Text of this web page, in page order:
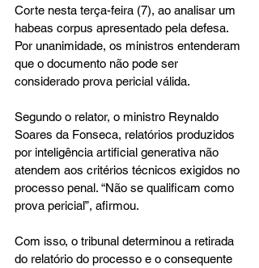
Corte nesta terça-feira (7), ao analisar um
habeas corpus apresentado pela defesa.
Por unanimidade, os ministros entenderam
que o documento não pode ser
considerado prova pericial válida.
Segundo o relator, o ministro Reynaldo
Soares da Fonseca, relatórios produzidos
por inteligência artificial generativa não
atendem aos critérios técnicos exigidos no
processo penal. “Não se qualificam como
prova pericial”, afirmou.
Com isso, o tribunal determinou a retirada
do relatório do processo e o consequente